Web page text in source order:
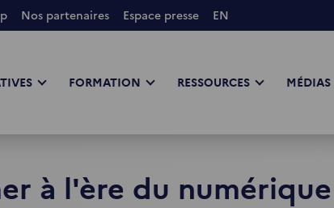
Nos partenaires Espace presse EN
FORMATION RESSOURCES MÉDIAS
à l'ère du